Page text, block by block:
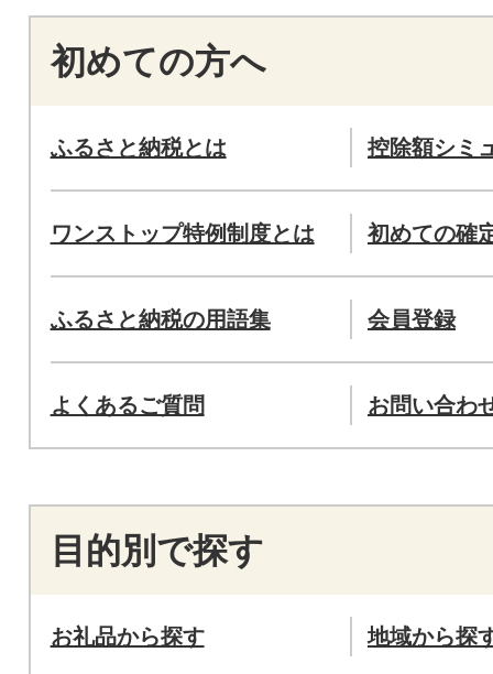
初めての方へ
ふるさと納税とは 控除額シミ
ワンストップ特例制度とは 初めての確
ふるさと納税の用語集 会員登録
よくあるご質問 お問い合わ
目的別で探す
お礼品から探す 地域から探